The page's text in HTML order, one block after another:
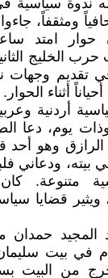
ندوة سياسية
ومثقفاً،
حوار امتد
الخليج
في تقديم وجهات
أثناء الحوار.
أردنية
يوم، دعا
وهو أحد
بيته، ودعاني
متنوعة.
ويثير قضايا
حمدان
في بيت
من البيت